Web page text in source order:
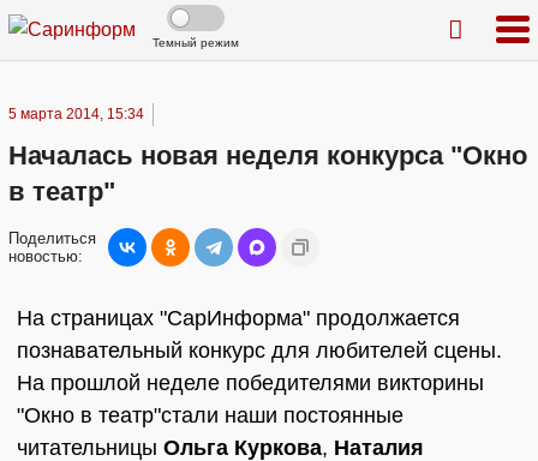
Темный режим
5 марта 2014, 15:34
Началась новая неделя конкурса "Окно
в театр"
Поделиться
новостью:
На страницах "СарИнформа" продолжается
познавательный конкурс для любителей сцены.
На прошлой неделе победителями викторины
"Окно в театр"стали наши постоянные
читательницы Ольга Куркова, Наталия